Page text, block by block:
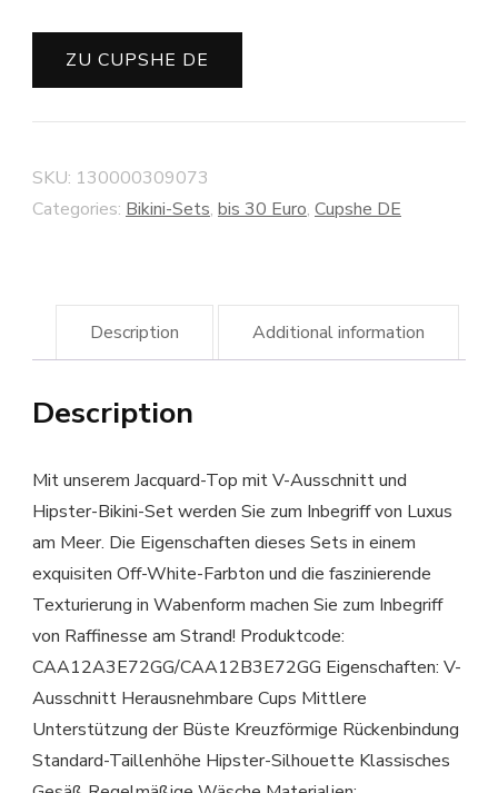
ZU CUPSHE DE
SKU: 130000309073
Categories: Bikini-Sets, bis 30 Euro, Cupshe DE
Description Additional information
Description
Mit unserem Jacquard-Top mit V-Ausschnitt und
Hipster-Bikini-Set werden Sie zum Inbegriff von Luxus
am Meer. Die Eigenschaften dieses Sets in einem
exquisiten Off-White-Farbton und die faszinierende
Texturierung in Wabenform machen Sie zum Inbegriff
von Raffinesse am Strand! Produktcode:
CAA12A3E72GG/CAA12B3E72GG Eigenschaften: V-
Ausschnitt Herausnehmbare Cups Mittlere
Unterstützung der Büste Kreuzförmige Rückenbindung
Standard-Taillenhöhe Hipster-Silhouette Klassisches